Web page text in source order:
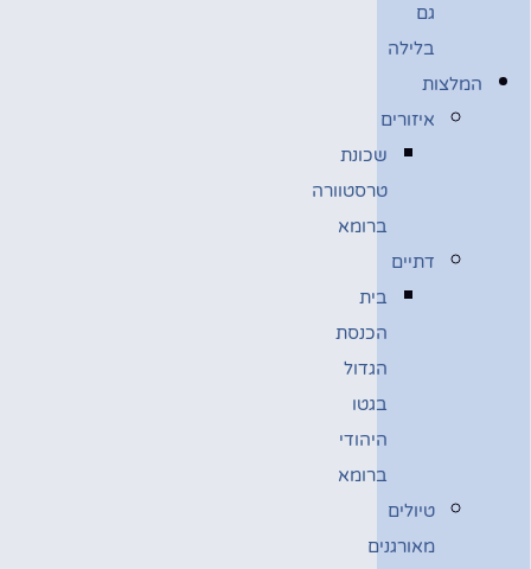
גם
בלילה
המלצות
איזורים
שכונת
טרסטוורה
ברומא
דתיים
בית
הכנסת
הגדול
בגטו
היהודי
ברומא
טיולים
מאורגנים